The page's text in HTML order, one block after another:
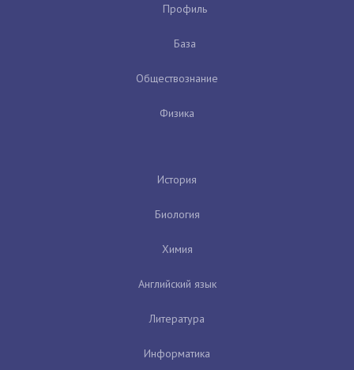
Профиль
База
Обществознание
Физика
История
Биология
Химия
Английский язык
Литература
Информатика